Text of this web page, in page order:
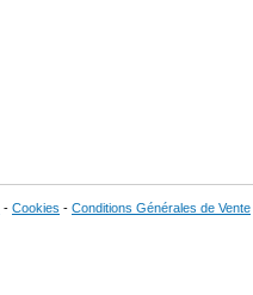
- Cookies - Conditions Générales de Vente